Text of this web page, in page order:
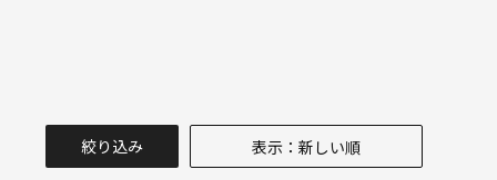
絞り込み 表示：新しい順